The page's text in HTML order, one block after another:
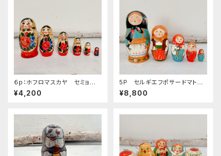
６p：ホフロマスカヤ セミョーノ
フ マトリョーシカ B 「きいろ×
あか」 １3ｃｍ MT0004
¥4,200
5P セルギエフポサードマトリ
ョーシカ ウッドバーニング（つ
や消し）黒い頭巾 16.5cm
¥8,800